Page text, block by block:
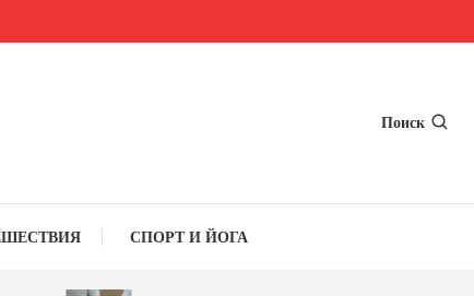
Поиск
СПОРТ И ЙОГА